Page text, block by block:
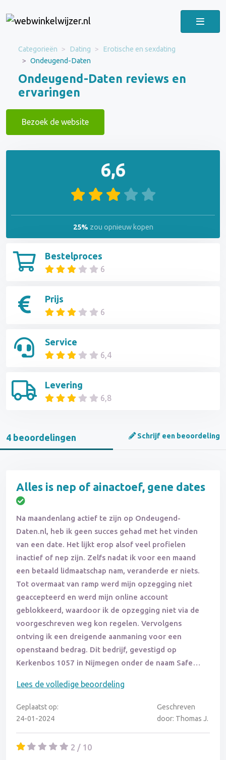
Categorieën Dating
Erotische en sexdating
Ondeugend-Daten
Ondeugend-Daten reviews en
ervaringen
Bezoek de website
Bestelproces
6
Prijs
6
Service
6,4
Levering
6,8
6,6
25% zou opnieuw kopen
4 beoordelingen Schrijf een beoordeling
Alles is nep of ainactoef, gene dates
Na maandenlang actief te zijn op Ondeugend-
Daten.nl, heb ik geen succes gehad met het vinden
van een date. Het lijkt erop alsof veel profielen
inactief of nep zijn. Zelfs nadat ik voor een maand
een betaald lidmaatschap nam, veranderde er niets.
Tot overmaat van ramp werd mijn opzegging niet
geaccepteerd en werd mijn online account
geblokkeerd, waardoor ik de opzegging niet via de
voorgeschreven weg kon regelen. Vervolgens
ontving ik een dreigende aanmaning voor een
openstaand bedrag. Dit bedrijf, gevestigd op
Kerkenbos 1057 in Nijmegen onder de naam Safe
twijfelachtige datingsites met nep- en inactieve
profielen waarbij een date ver te zoeken is.
Lees de volledige beoordeling
Geplaatst op:
24-01-2024
Geschreven
door: Thomas J.
2 / 10